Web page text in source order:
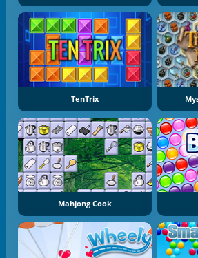
TenTrix
Mahjong Cook